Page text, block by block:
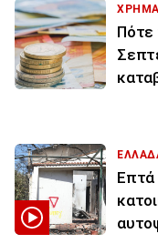
ΧΡΗΜΑ
Πότε
Επτά